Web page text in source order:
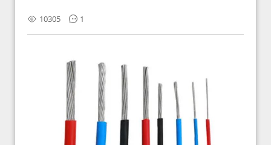
10305 1